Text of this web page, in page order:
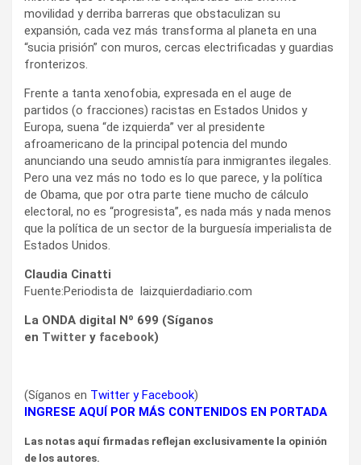
movilidad y derriba barreras que obstaculizan su
expansión, cada vez más transforma al planeta en una
“sucia prisión” con muros, cercas electrificadas y guardias
fronterizos.
Frente a tanta xenofobia, expresada en el auge de
partidos (o fracciones) racistas en Estados Unidos y
Europa, suena “de izquierda” ver al presidente
afroamericano de la principal potencia del mundo
anunciando una seudo amnistía para inmigrantes ilegales.
Pero una vez más no todo es lo que parece, y la política
de Obama, que por otra parte tiene mucho de cálculo
electoral, no es “progresista”, es nada más y nada menos
que la política de un sector de la burguesía imperialista de
Estados Unidos.
Claudia Cinatti
Fuente:Periodista de laizquierdadiario.com
La ONDA digital Nº 699 (Síganos
en Twitter y facebook)
(Síganos en Twitter yFacebook)
INGRESE AQUÍ POR MÁS CONTENIDOS EN PORTADA
Las notas aquí firmadas reflejan exclusivamente la opinión
de los autores.